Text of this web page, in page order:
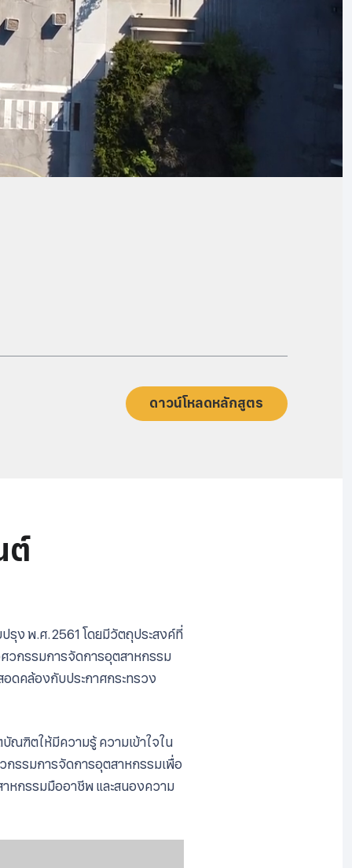
ดาวน์โหลดหลักสูตร
ต์
ง พ.ศ. 2561 โดยมีวัตถุประสงค์ที่
วกรรมการจัดการอุตสาหกรรม
อดคล้องกับประกาศกระทรวง
ณฑิตให้มีความรู้ ความเข้าใจใน
กรรมการจัดการอุตสาหกรรมเพื่อ
าหกรรมมืออาชีพ และสนองความ